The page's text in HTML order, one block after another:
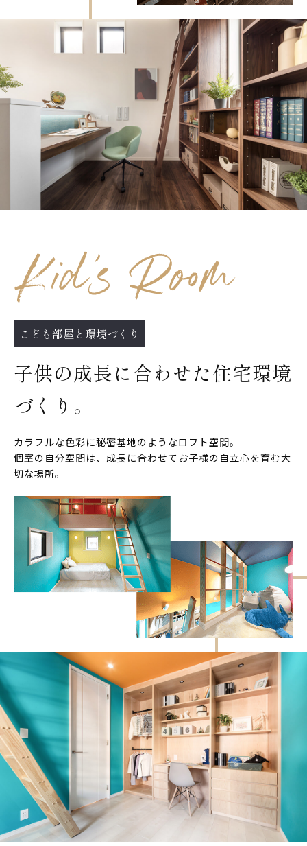
こども部屋と環境づくり
子供の成長に合わせた住宅環境
づくり。
カラフルな色彩に秘密基地のようなロフト空間。
個室の自分空間は、成長に合わせてお子様の自立心を育む大
切な場所。